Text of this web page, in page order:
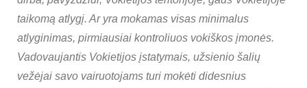
taikomą atlygį. Ar yra mokamas visas minimalus
atlyginimas, pirmiausiai kontroliuos vokiškos įmonės.
Vadovaujantis Vokietijos įstatymais, užsienio šalių
vežėjai savo vairuotojams turi mokėti didesnius